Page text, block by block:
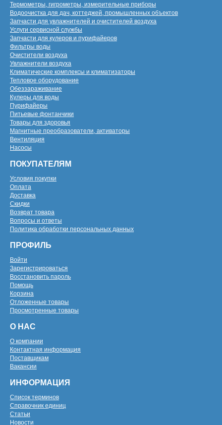
Термометры, гигрометры, измерительные приборы
Водоочистка для дач, коттеджей, промышленных объектов
Запчасти для увлажнителей и очистителей воздуха
Услуги сервисной службы
Запчасти для кулеров и пурифайеров
Фильтры воды
Очистители воздуха
Увлажнители воздуха
Климатические комплексы и климатизаторы
Тепловое оборудование
Обеззараживание
Кулеры для воды
Пурифайеры
Питьевые фонтанчики
Товары для здоровья
Магнитные преобразователи, активаторы
Вентиляция
Насосы
ПОКУПАТЕЛЯМ
Условия покупки
Оплата
Доставка
Скидки
Возврат товара
Вопросы и ответы
Политика обработки персональных данных
ПРОФИЛЬ
Войти
Зарегистрироваться
Восстановить пароль
Помощь
Корзина
Отложенные товары
Просмотренные товары
О НАС
О компании
Контактная информация
Поставщикам
Вакансии
ИНФОРМАЦИЯ
Список терминов
Справочник единиц
Статьи
Новости